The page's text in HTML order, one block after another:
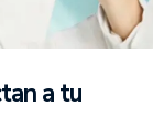
a tu